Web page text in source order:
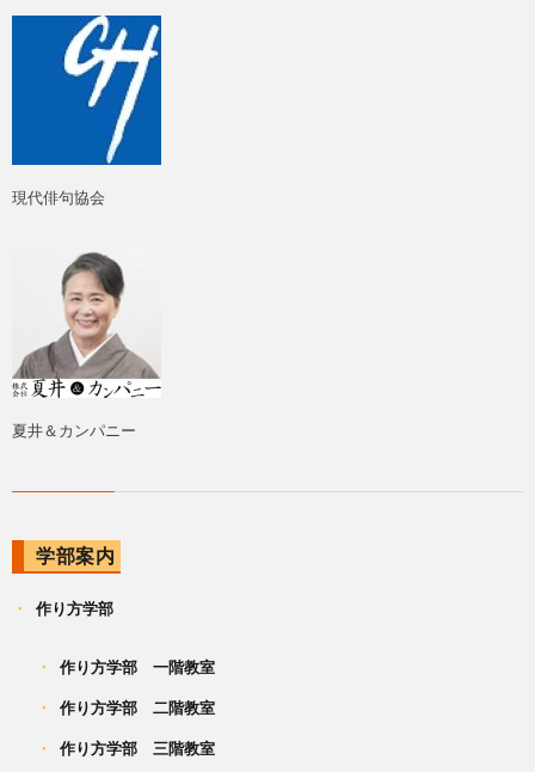
現代俳句協会
夏井＆カンパニー
学部案内
作り方学部
作り方学部 一階教室
作り方学部 二階教室
作り方学部 三階教室